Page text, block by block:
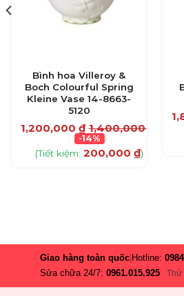
Bình hoa Villeroy &
Boch Colourful Spring
Kleine Vase 14-8663-
5120
1,200,000 ₫ 1,400,000
-14%
(Tiết kiệm:200,000₫)
Giao hàng toàn quốc Hotline:
Sửa chữa 24/7:0961.015.925 Thứ